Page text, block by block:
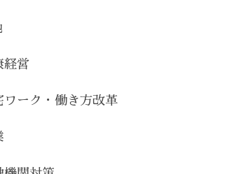
経営
ワーク・働き方改革